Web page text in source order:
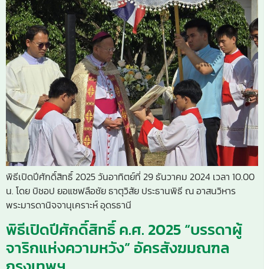
พิธีเปิดปีศักดิ์สิทธิ์ 2025 วันอาทิตย์ที่ 29 ธันวาคม 2024 เวลา 10.00
น. โดย บิชอป ยอแซฟลือชัย ธาตุวิสัย ประธานพิธี ณ อาสนวิหาร
พระมารดานิจจานุเคราะห์ อุดรธานี
พิธีเปิดปีศักดิ์สิทธิ์ ค.ศ. 2025 “บรรดาผู้
จาริกแห่งความหวัง” อัครสังฆมณฑล